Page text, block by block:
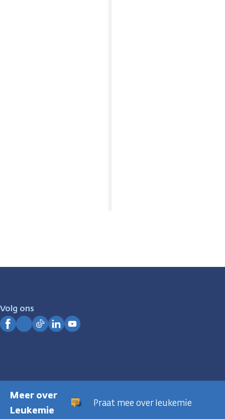
Meer over
Leukemie
Praat mee over leukemie
Volg ons
Privacyregeling Cookies